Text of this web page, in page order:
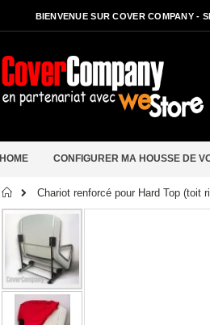
BIENVENUE SUR COVER COMPANY -
HOME CONFIGURER MA HOUSSE DE
Accueil
Chariot renforcé pour Hard Top (toit
Passer
la
galerie
d’images